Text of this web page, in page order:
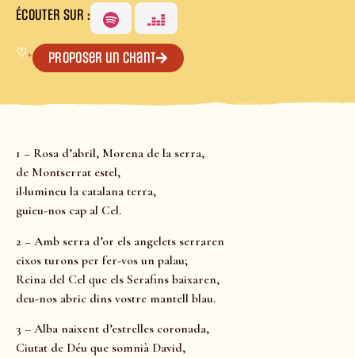
ÉCOUTER SUR :
♡+ Proposer un chant
1 – Rosa d’abril, Morena de la serra,
de Montserrat estel,
il·lumineu la catalana terra,
guieu-nos cap al Cel.
2 – Amb serra d’or els angelets serraren
eixos turons per fer-vos un palau;
Reina del Cel que els Serafins baixaren,
deu-nos abric dins vostre mantell blau.
3 – Alba naixent d’estrelles coronada,
Ciutat de Déu que somnià David,